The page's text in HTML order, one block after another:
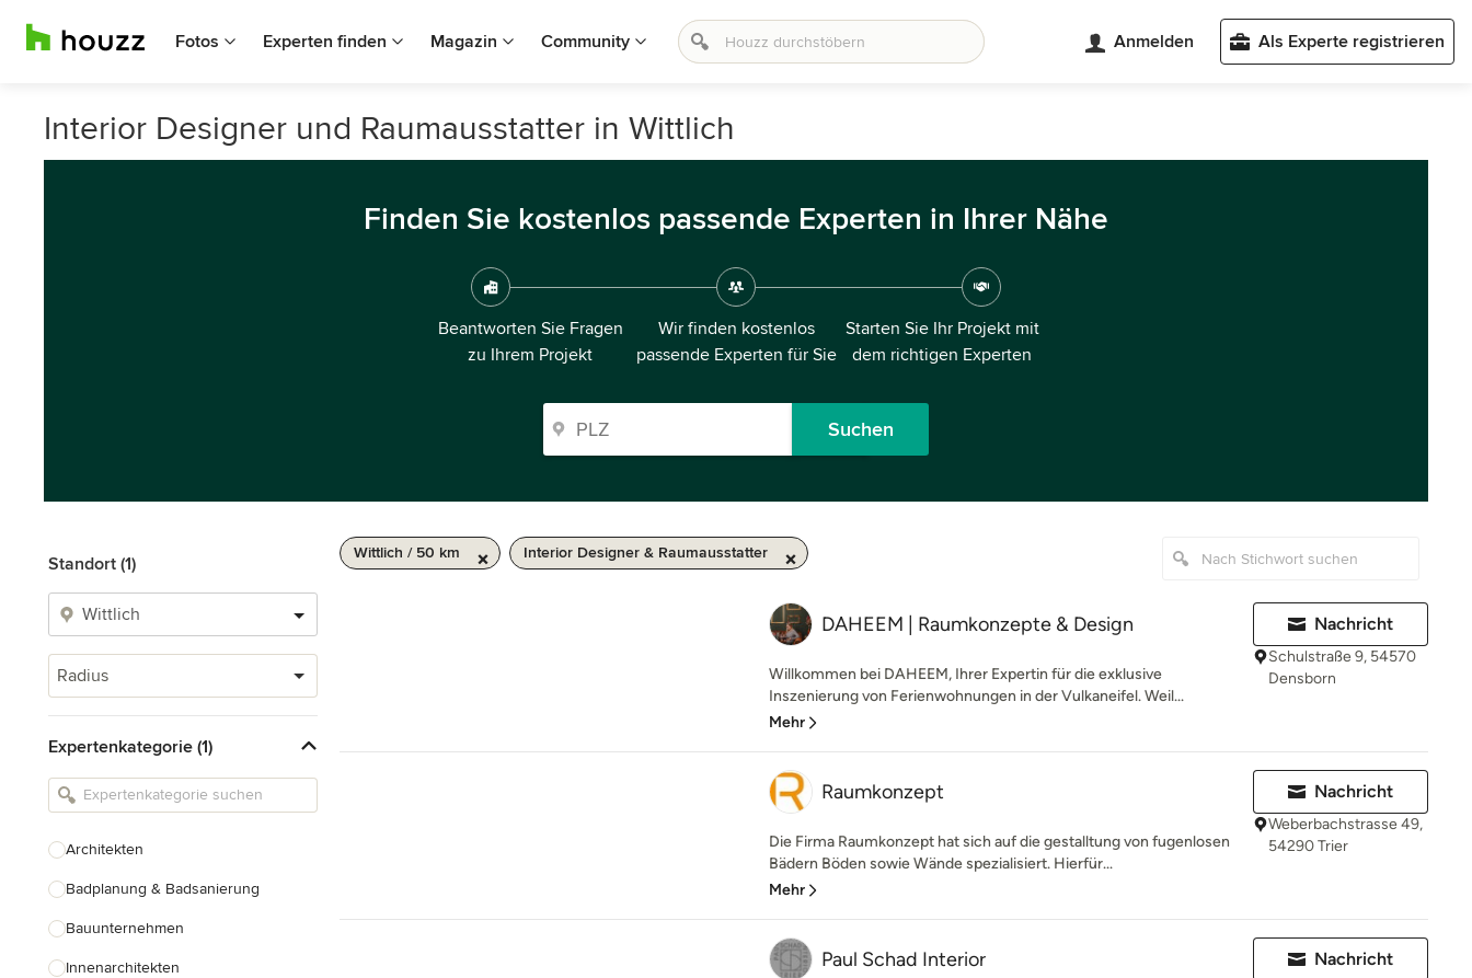
Fotos Experten finden Magazin Community Anmelden Als Experte registrieren
Interior Designer und Raumausstatter in Wittlich
Finden Sie kostenlos passende Experten in Ihrer Nähe
Beantworten Sie Fragen
zu Ihrem Projekt
Wir finden kostenlos
passende Experten für Sie
Starten Sie Ihr Projekt mit
dem richtigen Experten
Suchen
Standort (1)
Radius
Expertenkategorie (1)
Architekten
Badplanung & Badsanierung
Bauunternehmen
Innenarchitekten
Wittlich / 50 km Interior Designer & Raumausstatter
DAHEEM | Raumkonzepte & Design
Willkommen bei DAHEEM, Ihrer Expertin für die exklusive
Inszenierung von Ferienwohnungen in der Vulkaneifel. Weil...
Mehr
Nachricht
Schulstraße 9, 54570
Densborn
Raumkonzept
Die Firma Raumkonzept hat sich auf die gestalltung von fugenlosen
Bädern Böden sowie Wände spezialisiert. Hierfür...
Mehr
Nachricht
Weberbachstrasse 49,
54290 Trier
Paul Schad Interior Nachricht